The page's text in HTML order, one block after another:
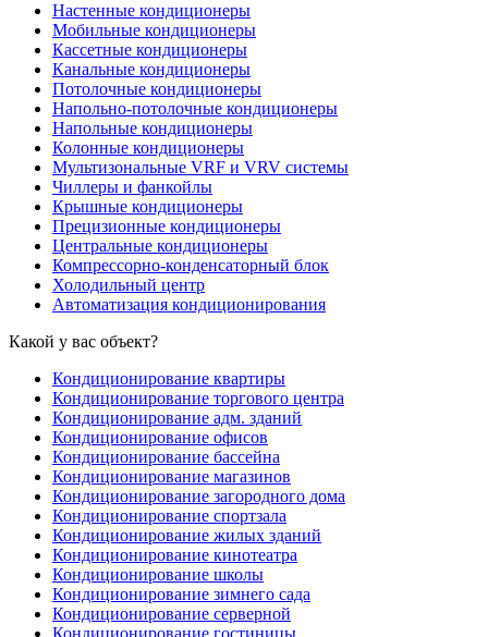
Настенные кондиционеры
Мобильные кондиционеры
Кассетные кондиционеры
Канальные кондиционеры
Потолочные кондиционеры
Напольно-потолочные кондиционеры
Напольные кондиционеры
Колонные кондиционеры
Мультизональные VRF и VRV системы
Чиллеры и фанкойлы
Крышные кондиционеры
Прецизионные кондиционеры
Центральные кондиционеры
Компрессорно-конденсаторный блок
Холодильный центр
Автоматизация кондиционирования
Какой у вас объект?
Кондиционирование квартиры
Кондиционирование торгового центра
Кондиционирование адм. зданий
Кондиционирование офисов
Кондиционирование бассейна
Кондиционирование магазинов
Кондиционирование загородного дома
Кондиционирование спортзала
Кондиционирование жилых зданий
Кондиционирование кинотеатра
Кондиционирование школы
Кондиционирование зимнего сада
Кондиционирование серверной